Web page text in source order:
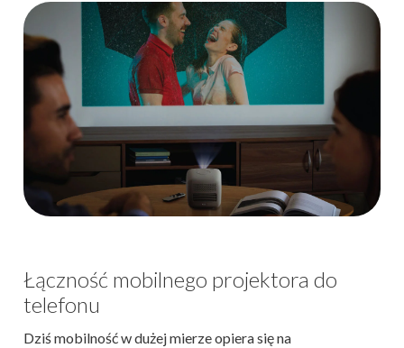
Łączność mobilnego projektora do
telefonu
Dziś mobilność w dużej mierze opiera się na